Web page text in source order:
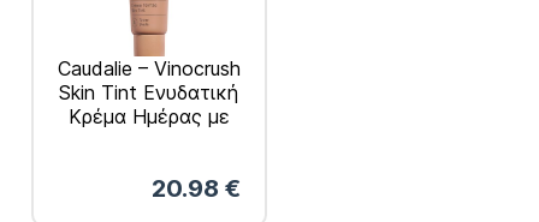
Caudalie – Vinocrush
Skin Tint Ενυδατική
Κρέμα Ημέρας με
20.98 €